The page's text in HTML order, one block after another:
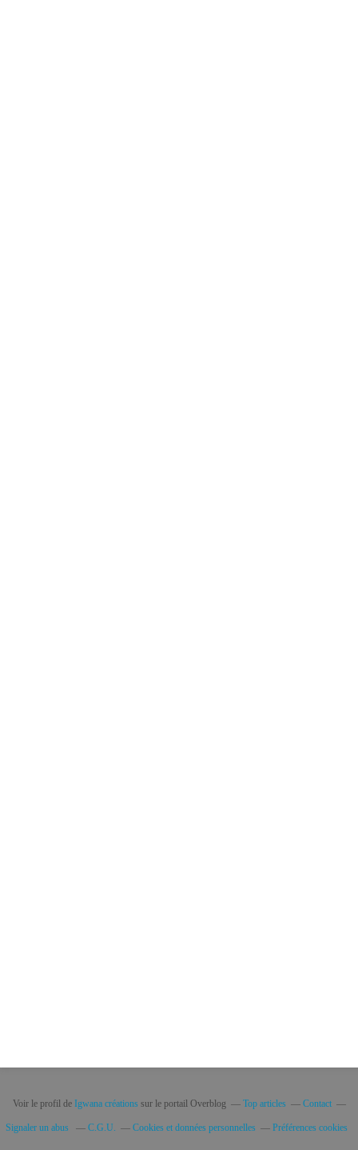
Voir le profil de Igwana créationssur le portail Overblog Top articles Contact
Signaler un abus C.G.U. Cookies et données personnelles Préférences cookies